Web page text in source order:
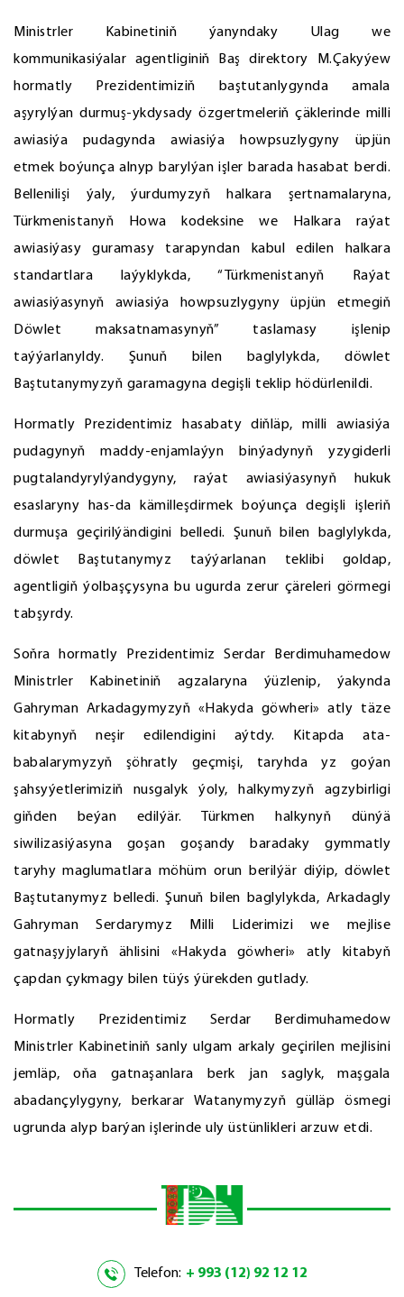
Ministrler Kabinetiniň ýanyndaky Ulag we
kommunikasiýalar agentliginiň Baş direktory M.Çakyýew
hormatly Prezidentimiziň baştutanlygynda amala
aşyrylýan durmuş-ykdysady özgertmeleriň çäklerinde milli
awiasiýa pudagynda awiasiýa howpsuzlygyny üpjün
etmek boýunça alnyp barylýan işler barada hasabat berdi.
Bellenilişi ýaly, ýurdumyzyň halkara şertnamalaryna,
Türkmenistanyň Howa kodeksine we Halkara raýat
awiasiýasy guramasy tarapyndan kabul edilen halkara
standartlara laýyklykda, “Türkmenistanyň Raýat
awiasiýasynyň awiasiýa howpsuzlygyny üpjün etmegiň
Döwlet maksatnamasynyň” taslamasy işlenip
taýýarlanyldy. Şunuň bilen baglylykda, döwlet
Baştutanymyzyň garamagyna degişli teklip hödürlenildi.
Hormatly Prezidentimiz hasabaty diňläp, milli awiasiýa
pudagynyň maddy-enjamlaýyn binýadynyň yzygiderli
pugtalandyrylýandygyny, raýat awiasiýasynyň hukuk
esaslaryny has-da kämilleşdirmek boýunça degişli işleriň
durmuşa geçirilýändigini belledi. Şunuň bilen baglylykda,
döwlet Baştutanymyz taýýarlanan teklibi goldap,
agentligiň ýolbaşçysyna bu ugurda zerur çäreleri görmegi
tabşyrdy.
Soňra hormatly Prezidentimiz Serdar Berdimuhamedow
Ministrler Kabinetiniň agzalaryna ýüzlenip, ýakynda
Gahryman Arkadagymyzyň «Hakyda göwheri» atly täze
kitabynyň neşir edilendigini aýtdy. Kitapda ata-
babalarymyzyň şöhratly geçmişi, taryhda yz goýan
şahsyýetlerimiziň nusgalyk ýoly, halkymyzyň agzybirligi
giňden beýan edilýär. Türkmen halkynyň dünýä
siwilizasiýasyna goşan goşandy baradaky gymmatly
taryhy maglumatlara möhüm orun berilýär diýip, döwlet
Baştutanymyz belledi. Şunuň bilen baglylykda, Arkadagly
Gahryman Serdarymyz Milli Liderimizi we mejlise
gatnaşyjylaryň ählisini «Hakyda göwheri» atly kitabyň
çapdan çykmagy bilen tüýs ýürekden gutlady.
Hormatly Prezidentimiz Serdar Berdimuhamedow
Ministrler Kabinetiniň sanly ulgam arkaly geçirilen mejlisini
jemläp, oňa gatnaşanlara berk jan saglyk, maşgala
abadançylygyny, berkarar Watanymyzyň gülläp ösmegi
ugrunda alyp barýan işlerinde uly üstünlikleri arzuw etdi.
Telefon: + 993 (12) 92 12 12